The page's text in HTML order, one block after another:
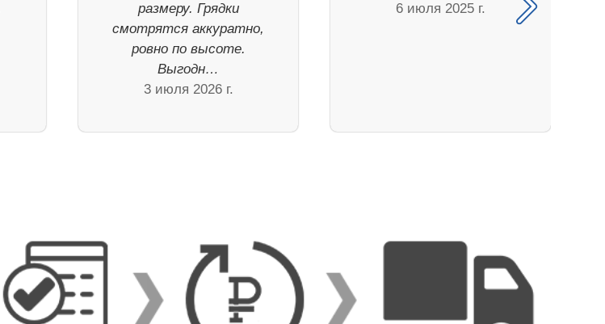
размеру. Грядки
смотрятся аккуратно,
ровно по высоте.
Выгодн…
3 июля 2026 г.
6 июля 2025 г.